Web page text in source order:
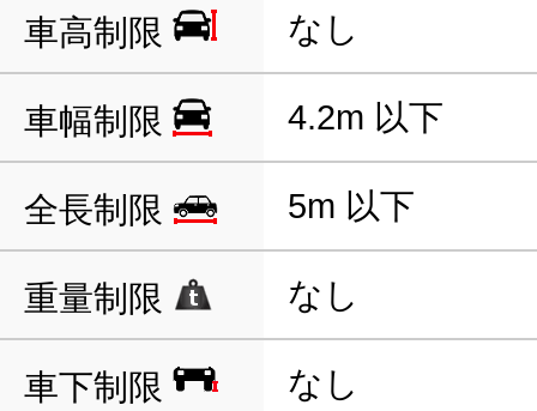
車高制限 なし
車幅制限 4.2m 以下
全長制限 5m 以下
重量制限 なし
車下制限 なし